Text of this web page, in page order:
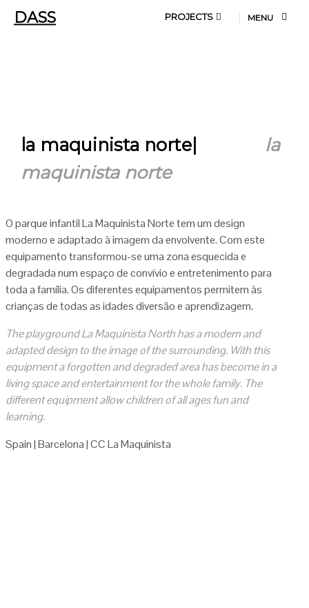
DASS MENU
PROJECTS
la maquinista norte| la
maquinista norte
O parque infantil La Maquinista Norte tem um design
moderno e adaptado à imagem da envolvente. Com este
equipamento transformou-se uma zona esquecida e
degradada num espaço de convívio e entretenimento para
toda a família. Os diferentes equipamentos permitem às
crianças de todas as idades diversão e aprendizagem.
The playgroundLaMaquinistaNorthhas a modernand
adapted design to theimageof the surrounding. With this
equipmenta forgottenanddegradedarea has becomein a
living spaceand entertainment for the whole family. The
differentequipmentallow childrenof all ages fun and
learning.
Spain | Barcelona | CC La Maquinista